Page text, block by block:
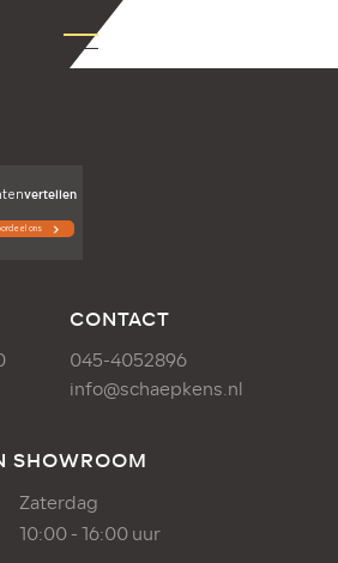
CONTACT
045-4052896
info@schaepkens.nl
SHOWROOM
Zaterdag
10:00 - 16:00 uur